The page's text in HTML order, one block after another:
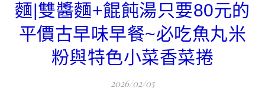
麵|雙醬麵+餛飩湯只要80元的
平價古早味早餐~必吃魚丸米
粉與特色小菜香菜捲
2026/02/05